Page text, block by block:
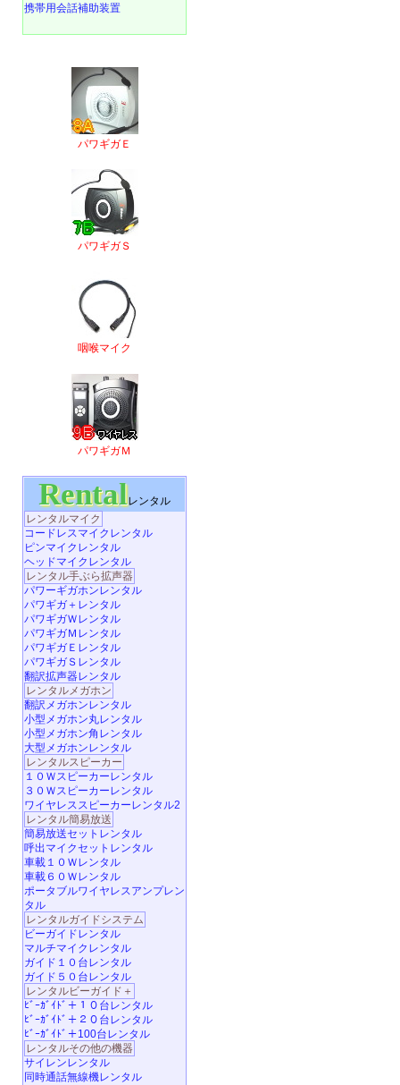
携帯用会話補助装置
パワギガＥ
パワギガＳ
咽喉マイク
パワギガＭ
Rentalレンタル
レンタルマイク
コードレスマイクレンタル
ピンマイクレンタル
ヘッドマイクレンタル
レンタル手ぶら拡声器
パワーギガホンレンタル
パワギガ＋レンタル
パワギガＷレンタル
パワギガＭレンタル
パワギガＥレンタル
パワギガＳレンタル
翻訳拡声器レンタル
レンタルメガホン
翻訳メガホンレンタル
小型メガホン丸レンタル
小型メガホン角レンタル
大型メガホンレンタル
レンタルスピーカー
１０Ｗスピーカーレンタル
３０Ｗスピーカーレンタル
ワイヤレススピーカーレンタル2
レンタル簡易放送
簡易放送セットレンタル
呼出マイクセットレンタル
車載１０Ｗレンタル
車載６０Ｗレンタル
ポータブルワイヤレスアンプレン
タル
レンタルガイドシステム
ビーガイドレンタル
マルチマイクレンタル
ガイド１０台レンタル
ガイド５０台レンタル
レンタルビーガイド＋
ﾋﾞｰｶﾞｲﾄﾞ＋１０台レンタル
ﾋﾞｰｶﾞｲﾄﾞ＋２０台レンタル
ﾋﾞｰｶﾞｲﾄﾞ＋100台レンタル
レンタルその他の機器
サイレンレンタル
同時通話無線機レンタル